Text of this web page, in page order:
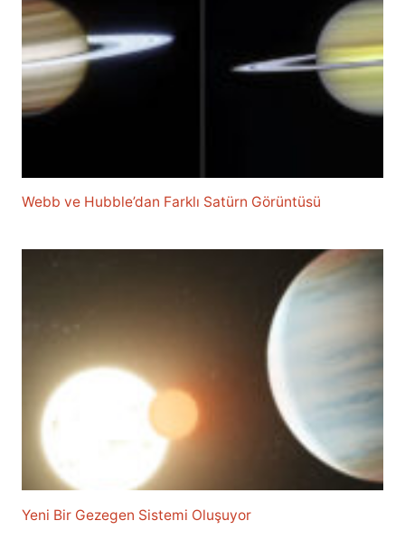
Webb ve Hubble’dan Farklı Satürn Görüntüsü
Yeni Bir Gezegen Sistemi Oluşuyor